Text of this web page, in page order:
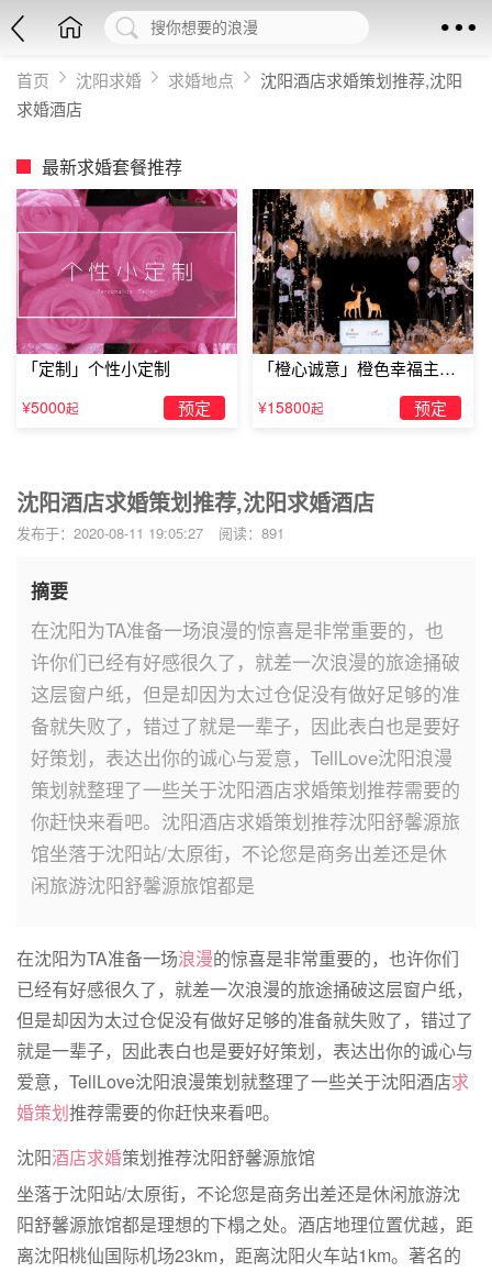
首页 沈阳求婚 求婚地点
沈阳酒店求婚策划推荐,沈阳
求婚酒店
最新求婚套餐推荐
「定制」个性小定制
¥5000起 预定
「橙心诚意」橙色幸福主题
露台求婚
¥15800起 预定
沈阳酒店求婚策划推荐,沈阳求婚酒店
发布于：2020-08-11 19:05:27 阅读：891
摘要
在沈阳为TA准备一场浪漫的惊喜是非常重要的，也
许你们已经有好感很久了，就差一次浪漫的旅途捅破
这层窗户纸，但是却因为太过仓促没有做好足够的准
备就失败了，错过了就是一辈子，因此表白也是要好
好策划，表达出你的诚心与爱意，TellLove沈阳浪漫
策划就整理了一些关于沈阳酒店求婚策划推荐需要的
你赶快来看吧。沈阳酒店求婚策划推荐沈阳舒馨源旅
馆坐落于沈阳站/太原街，不论您是商务出差还是休
闲旅游沈阳舒馨源旅馆都是
在沈阳为TA准备一场浪漫的惊喜是非常重要的，也许你们
已经有好感很久了，就差一次浪漫的旅途捅破这层窗户纸，
但是却因为太过仓促没有做好足够的准备就失败了，错过了
就是一辈子，因此表白也是要好好策划，表达出你的诚心与
爱意，TellLove沈阳浪漫策划就整理了一些关于沈阳酒店求
婚策划推荐需要的你赶快来看吧。
沈阳酒店求婚策划推荐沈阳舒馨源旅馆
坐落于沈阳站/太原街，不论您是商务出差还是休闲旅游沈
阳舒馨源旅馆都是理想的下榻之处。酒店地理位置优越，距
离沈阳桃仙国际机场23km，距离沈阳火车站1km。著名的